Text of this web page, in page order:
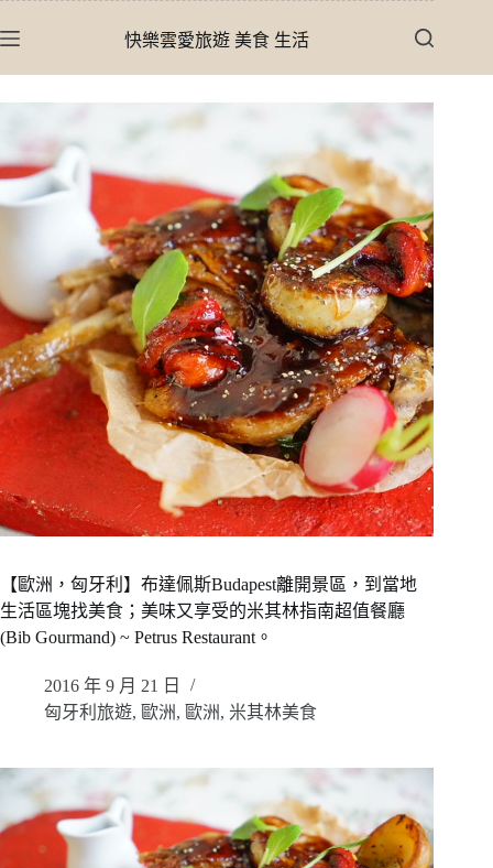
至
快樂雲愛旅遊 美食 生活
【歐洲，匈牙利】布達佩斯Budapest離開景區，到當地
生活區塊找美食；美味又享受的米其林指南超值餐廳
(Bib Gourmand) ~ Petrus Restaurant。
2016 年 9 月 21 日
匈牙利旅遊, 歐洲, 歐洲, 米其林美食